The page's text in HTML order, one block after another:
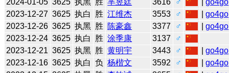
2023-12-27 3625 执白 胜 江维杰 3553 ♂ |go4go
2023-12-26 3625 执黑 胜 陈豪鑫 3377 ♂ |go4go
2023-12-24 3625 执白 胜 涂季康 3137
♂
2023-12-21 3625 执黑 胜 黄明宇 3443 ♂ |go4go
2023-12-16 3625 执白 负 杨楷文 3592 ♂ |go4go